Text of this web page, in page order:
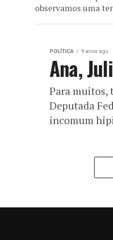
observamos uma
POLÍTICA 9 anos ago
Ana,
Para muitos,
Deputada
incomum